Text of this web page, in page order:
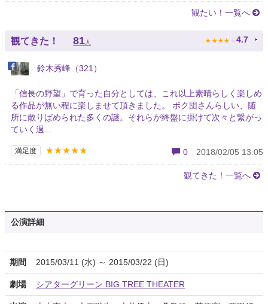
観たい！一覧へ
観てきた！ 81 人 ★ ★ ★ ★ ★ 4.7
鈴木秀峰（321）
「信長の野望」で育った自分としては、これ以上素晴らしく楽しめ
る作品が無い程に楽しませて頂きました。 ボク団さんらしい、随
所に散りばめられた多くの謎。それらが終盤に掛けて次々と繋がっ
ていく過...
満足度 ★★★★★ 0 2018/02/05 13:05
観てきた！一覧へ
公演詳細
期間 2015/03/11 (水) ～ 2015/03/22 (日)
劇場 シアターグリーン BIG TREE THEATER